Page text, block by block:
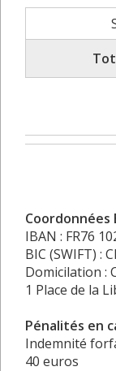
Coordonnées
IBAN : FR76
BIC (SWIFT) :
Domicilation :
1 Place de la
Pénalités en
Indemnité
40 euros